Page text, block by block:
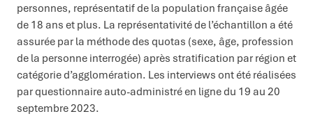
personnes, représentatif de la population française âgée
de 18 ans et plus. La représentativité de l’échantillon a été
assurée par la méthode des quotas (sexe, âge, profession
de la personne interrogée) après stratification par région et
catégorie d’agglomération. Les interviews ont été réalisées
par questionnaire auto-administré en ligne du 19 au 20
septembre 2023.